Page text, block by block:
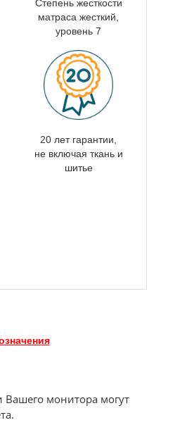
Степень жесткости
матраса жесткий,
уровень 7
20 лет гарантии,
не включая ткань и
шитье
монитора могут